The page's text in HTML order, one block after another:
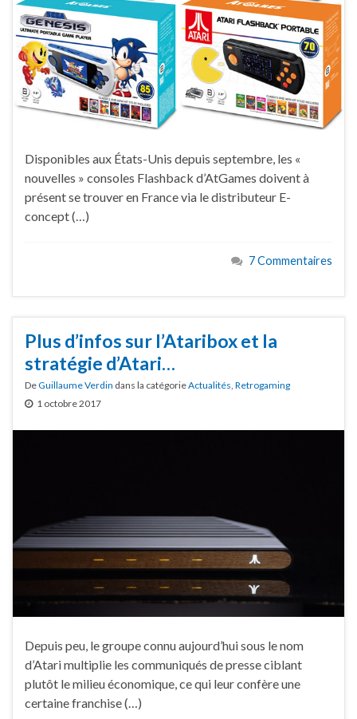
Disponibles aux États-Unis depuis septembre, les «
nouvelles » consoles Flashback d’AtGames doivent à
présent se trouver en France via le distributeur E-
concept (…)
7 Commentaires
Plus d’infos sur l’Ataribox et la
stratégie d’Atari…
DeGuillaume Verdin dans la catégorieActualités, Retrogaming
1 octobre 2017
Depuis peu, le groupe connu aujourd’hui sous le nom
d’Atari multiplie les communiqués de presse ciblant
plutôt le milieu économique, ce qui leur confère une
certaine franchise (…)